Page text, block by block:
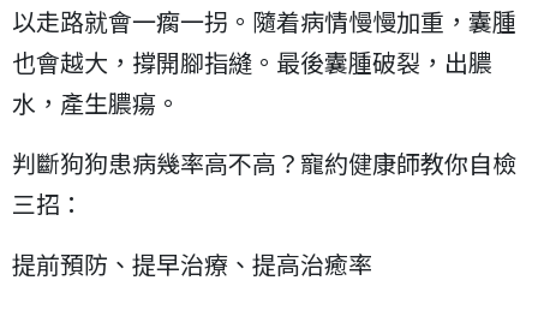
以走路就會一瘸一拐。隨着病情慢慢加重，囊腫
也會越大，撐開腳指縫。最後囊腫破裂，出膿
水，產生膿瘍。
判斷狗狗患病幾率高不高？寵約健康師教你自檢
三招：
提前預防、提早治療、提高治癒率